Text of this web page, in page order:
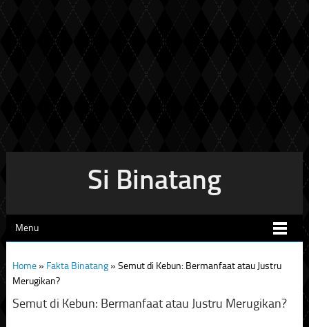
Si Binatang
Menu
Home» Fakta Binatang» Semut di Kebun: Bermanfaat atau Justru
Merugikan?
Semut di Kebun: Bermanfaat atau Justru Merugikan?